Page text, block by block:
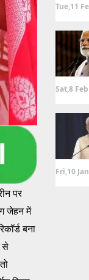
पर
जेहन में
बना
से
Tue,11
Sat,8
Fri,10